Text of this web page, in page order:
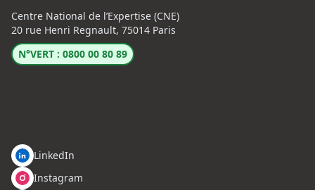
Centre National de l’Expertise (CNE)
20 rue Henri Regnault, 75014 Paris
N°VERT : 0800 00 80 89
LinkedIn
Instagram